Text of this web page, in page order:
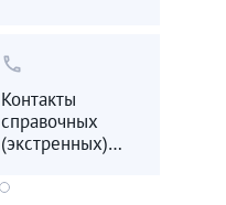
call
Контакты
справочных
(экстренных)